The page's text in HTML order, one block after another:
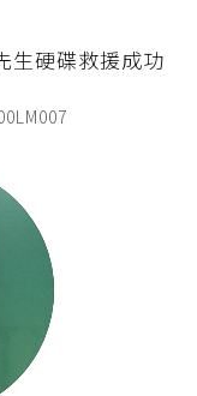
生硬碟救援成功